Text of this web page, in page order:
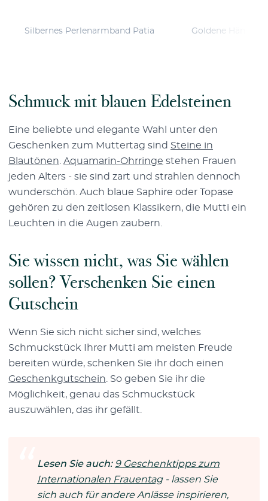
Silbernes Perlenarmband Patia
Goldene
Schmuck mit blauen Edelsteinen
Eine beliebte und elegante Wahl unter den
Geschenken zum Muttertag sind Steine in
Blautönen Aquamarin-Ohrringe stehen Frauen
jeden Alters - sie sind zart und strahlen dennoch
wunderschön. Auch blaue Saphire oder Topase
gehören zu den zeitlosen Klassikern, die Mutti ein
Leuchten in die Augen zaubern.
Sie wissen nicht, was Sie wählen
sollen? Verschenken Sie einen
Gutschein
Wenn Sie sich nicht sicher sind, welches
Schmuckstück Ihrer Mutti am meisten Freude
bereiten würde, schenken Sie ihr doch einen
Geschenkgutschein . So geben Sie ihr die
Möglichkeit, genau das Schmuckstück
auszuwählen, das ihr gefällt.
Lesen Sie auch: 9 Geschenktipps zum
Internationalen Frauentag- lassen Sie
sich auch für andere Anlässe inspirieren,